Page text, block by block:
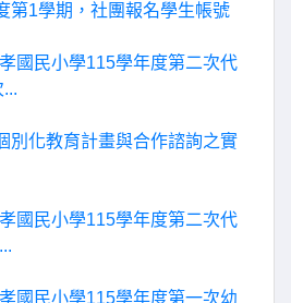
第1學期，社團報名學生帳號
國民小學115學年度第二次代
別化教育計畫與合作諮詢之實
國民小學115學年度第二次代
國民小學115學年度第一次幼